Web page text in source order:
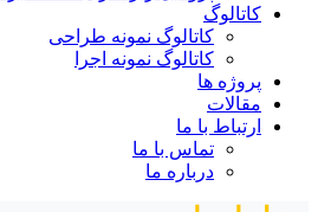
کاتالوگ
کاتالوگ نمونه طراحی
کاتالوگ نمونه اجرا
پروژه ها
مقالات
ارتباط با ما
تماس با ما
درباره ما